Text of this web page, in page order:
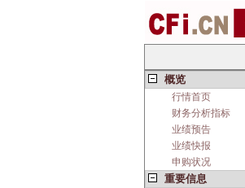
概览
行情首页
财务分析指标
业绩预告
业绩快报
申购状况
重要信息